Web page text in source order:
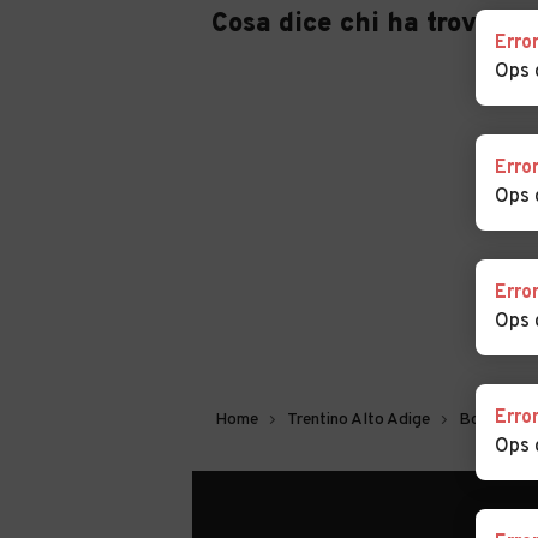
Auto usate
Cosa dice chi ha trovato
Home Trentino Alto Adige Bolzano
Error
Ops
Error
Ops
Error
Ops
Error
Ops